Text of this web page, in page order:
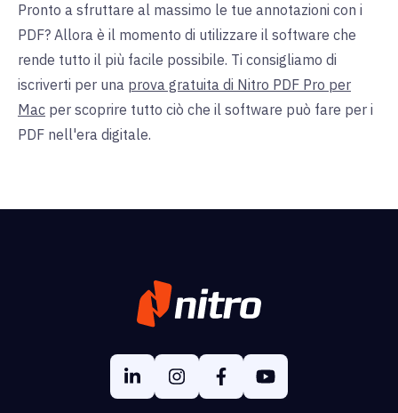
Pronto a sfruttare al massimo le tue annotazioni con i
PDF? Allora è il momento di utilizzare il software che
rende tutto il più facile possibile. Ti consigliamo di
iscriverti per una prova gratuita di Nitro PDF Pro per
Mac per scoprire tutto ciò che il software può fare per i
PDF nell'era digitale.